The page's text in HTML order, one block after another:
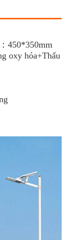
450*350mm
oxy hóa+Thấu